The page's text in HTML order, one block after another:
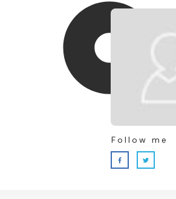
Follow me